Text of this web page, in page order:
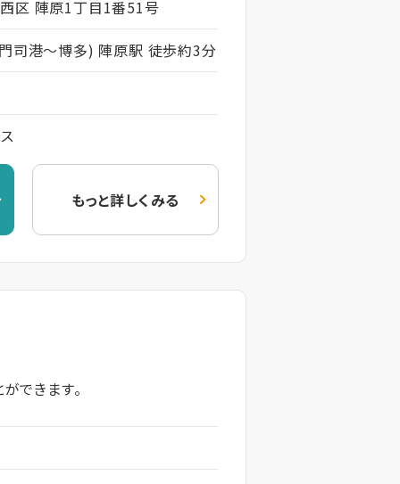
区 陣原1丁目1番51号
司港～博多) 陣原駅 徒歩約3分
もっと詳しくみる
できます。